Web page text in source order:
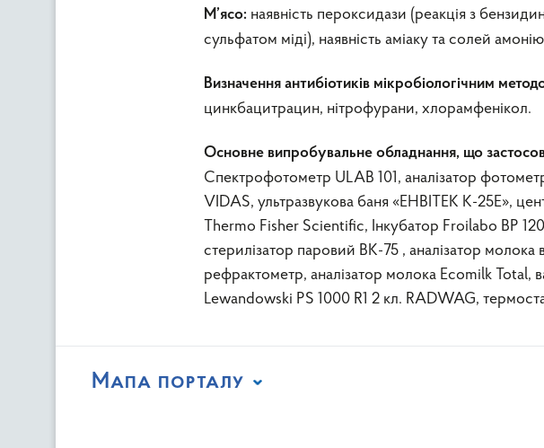
М’ясо: наявність пероксидази (реакція з
сульфатом міді), наявність аміаку та солей
Визначення антибіотиків мікробіологічним
цинкбацитрацин, нітрофурани, хлорамфенікол.
Основне випробувальне обладнання, що
Спектрофотометр ULAB 101, аналізатор
VIDAS, ультразвукова баня «EHBITEK K-25E»,
Thermo Fisher Scientific, Інкубатор Froilabo ВР
стерилізатор паровий ВК-75 , аналізатор
рефрактометр, аналізатор молока Ecomilk
Lewandowski PS 1000 R1 2 кл. RADWAG,
Мапа порталу